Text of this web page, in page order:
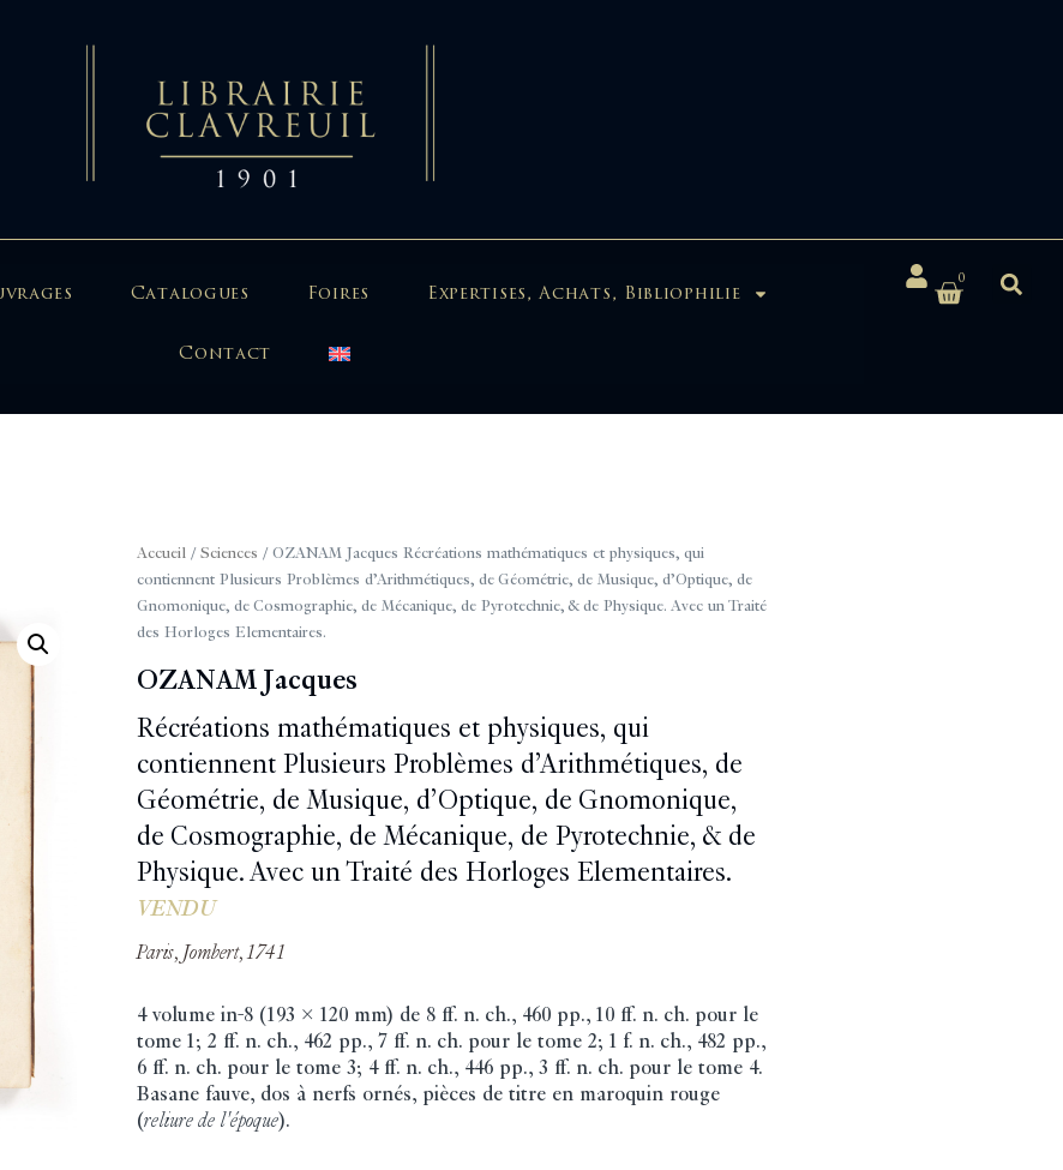
Catalogues Foires Expertises, Achats, Bibliophilie
Contact
0
Accueil/ Sciences / OZANAM Jacques Récréations mathématiques et physiques, qui
contiennent Plusieurs Problèmes d’Arithmétiques, de Géométrie, de Musique, d’Optique, de
Gnomonique, de Cosmographie, de Mécanique, de Pyrotechnie, & de Physique. Avec un Traité
des Horloges Elementaires.
OZANAM Jacques
Récréations mathématiques et physiques, qui
contiennent Plusieurs Problèmes d’Arithmétiques, de
Géométrie, de Musique, d’Optique, de Gnomonique,
de Cosmographie, de Mécanique, de Pyrotechnie, & de
Physique. Avec un Traité des Horloges Elementaires.
VENDU
Paris, Jombert, 1741
4 volume in-8 (193 x 120 mm) de 8 ff. n. ch., 460 pp., 10 ff. n. ch. pour le
tome 1; 2 ff. n. ch., 462 pp., 7 ff. n. ch. pour le tome 2; 1 f. n. ch., 482 pp.,
6 ff. n. ch. pour le tome 3; 4 ff. n. ch., 446 pp., 3 ff. n. ch. pour le tome 4.
Basane fauve, dos à nerfs ornés, pièces de titre en maroquin rouge
(reliure de l'époque).